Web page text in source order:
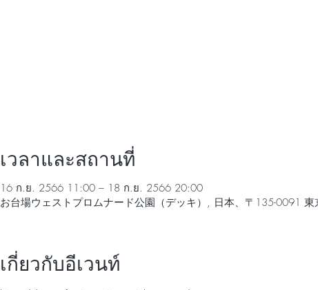
เวลาและสถานที่
16 ก.ย. 2566 11:00 – 18 ก.ย. 2566 20:00
お台場ウェストプロムナード公園（デッキ）, 日本、〒135-0091 東
เกี่ยวกับอีเวนท์